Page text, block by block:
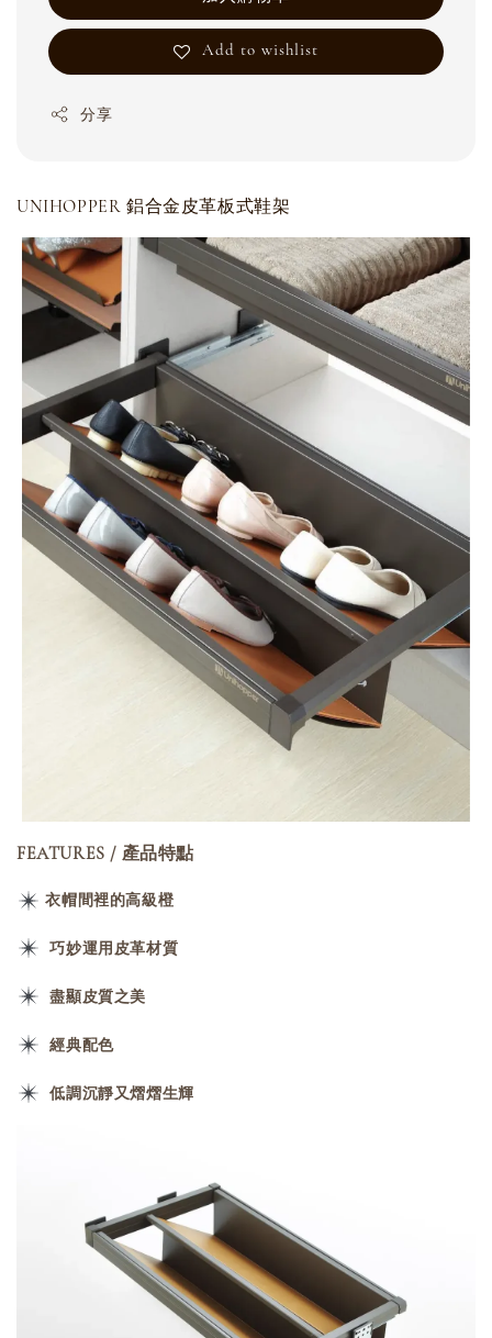
Add to wishlist
分享
UNIHOPPER 鋁合金皮革板式鞋架
FEATURES / 產品特點
衣帽間裡的高級橙
巧妙運用皮革材質
盡顯皮質之美
經典配色
低調沉靜又熠熠生輝